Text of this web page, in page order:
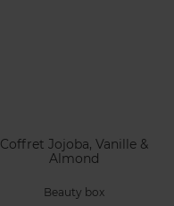
Coffret Jojoba, Vanille &
Almond
Beauty box